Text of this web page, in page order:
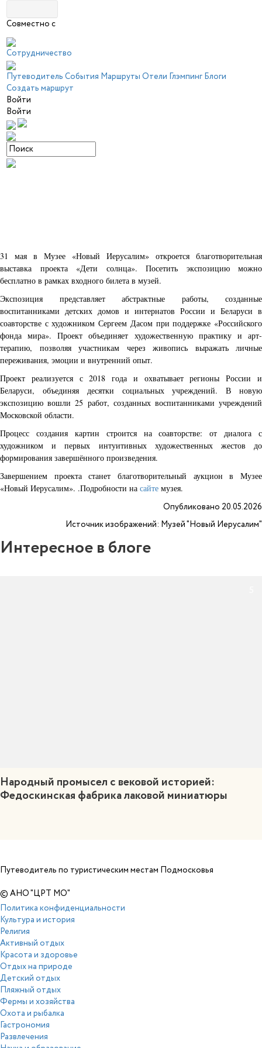
Совместно с
Сотрудничество
Путеводитель События Маршруты Отели Глэмпинг Блоги
Создать маршрут
Войти
Войти
31 мая в Музее «Новый Иерусалим» откроется благотворительная
выставка проекта «Дети солнца». Посетить экспозицию можно
бесплатно в рамках входного билета в музей.
Экспозиция представляет абстрактные работы, созданные
воспитанниками детских домов и интернатов России и Беларуси в
соавторстве с художником Сергеем Дасом при поддержке «Российского
фонда мира». Проект объединяет художественную практику и арт-
терапию, позволяя участникам через живопись выражать личные
переживания, эмоции и внутренний опыт.
Проект реализуется с 2018 года и охватывает регионы России и
Беларуси, объединяя десятки социальных учреждений. В новую
экспозицию вошли 25 работ, созданных воспитанниками учреждений
Московской области.
Процесс создания картин строится на соавторстве: от диалога с
художником и первых интуитивных художественных жестов до
формирования завершённого произведения.
Завершением проекта станет благотворительный аукцион в Музее
«Новый Иерусалим». .Подробности на сайте музея.
Опубликовано 20.05.2026
Источник изображений: Музей "Новый Иерусалим"
Интересное в блоге
Народный промысел с вековой историей:
Федоскинская фабрика лаковой миниатюры
Путеводитель по туристическим местам Подмосковья
© АНО "ЦРТ МО"
Политика конфиденциальности
Культура и история
Религия
Активный отдых
Красота и здоровье
Отдых на природе
Детский отдых
Пляжный отдых
Фермы и хозяйства
Охота и рыбалка
Гастрономия
Развлечения